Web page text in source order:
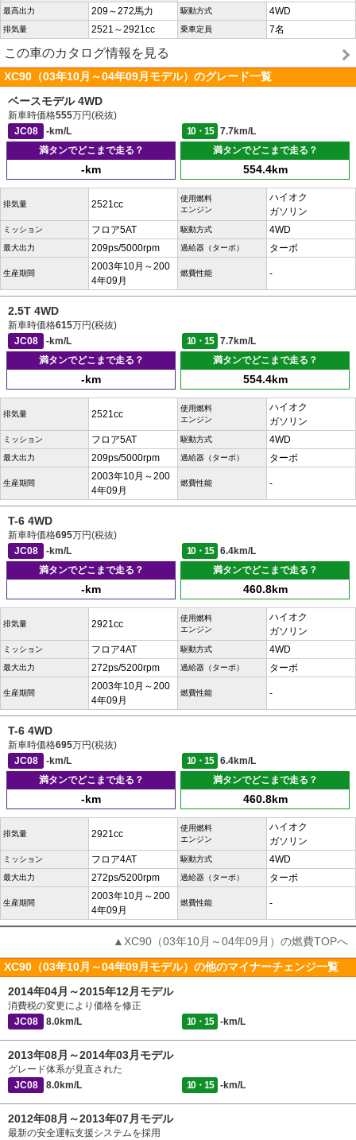
最高出力 209～272馬力 駆動方式 4WD
排気量 2521～2921cc 乗車定員 7名
この車のカタログ情報を見る
XC90（03年10月～04年09月モデル）のグレード一覧
ベースモデル 4WD
新車時価格555万円(税抜)
JC08
-km/L 10・15
7.7km/L
満タンでどこまで走る？
-km
満タンでどこまで走る？
554.4km
排気量 2521cc
使用燃料
エンジン
ハイオク
ガソリン
ミッション フロア5AT 駆動方式 4WD
最大出力 209ps/5000rpm 過給器（ターボ） ターボ
生産期間
2003年10月～200
4年09月
燃費性能 -
2.5T 4WD
新車時価格615万円(税抜)
JC08
-km/L 10・15
7.7km/L
満タンでどこまで走る？
-km
満タンでどこまで走る？
554.4km
排気量 2521cc
使用燃料
エンジン
ハイオク
ガソリン
ミッション フロア5AT 駆動方式 4WD
最大出力 209ps/5000rpm 過給器（ターボ） ターボ
生産期間
2003年10月～200
4年09月
燃費性能 -
T-6 4WD
新車時価格695万円(税抜)
JC08
-km/L 10・15
6.4km/L
満タンでどこまで走る？
-km
満タンでどこまで走る？
460.8km
排気量 2921cc
使用燃料
エンジン
ハイオク
ガソリン
ミッション フロア4AT 駆動方式 4WD
最大出力 272ps/5200rpm 過給器（ターボ） ターボ
生産期間
2003年10月～200
4年09月
燃費性能 -
T-6 4WD
新車時価格695万円(税抜)
JC08
-km/L 10・15
6.4km/L
満タンでどこまで走る？
-km
満タンでどこまで走る？
460.8km
排気量 2921cc
使用燃料
エンジン
ハイオク
ガソリン
ミッション フロア4AT 駆動方式 4WD
最大出力 272ps/5200rpm 過給器（ターボ） ターボ
生産期間
2003年10月～200
4年09月
燃費性能 -
▲XC90（03年10月～04年09月）の燃費TOPへ
XC90（03年10月～04年09月モデル）の他のマイナーチェンジ一覧
2014年04月～2015年12月モデル
消費税の変更により価格を修正
JC08
8.0km/L 10・15 -km/L
2013年08月～2014年03月モデル
グレード体系が見直された
JC08
8.0km/L 10・15 -km/L
2012年08月～2013年07月モデル
最新の安全運転支援システムを採用